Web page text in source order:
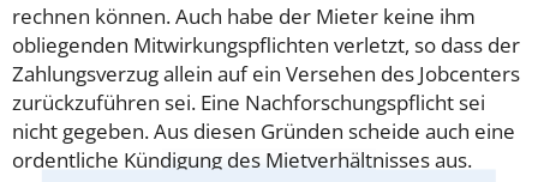
rechnen können. Auch habe der Mieter keine ihm
obliegenden Mitwirkungspflichten verletzt, so dass der
Zahlungsverzug allein auf ein Versehen des Jobcenters
zurückzuführen sei. Eine Nachforschungspflicht sei
nicht gegeben. Aus diesen Gründen scheide auch eine
ordentliche Kündigung des Mietverhältnisses aus.